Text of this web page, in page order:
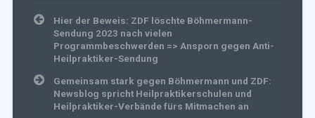
Beitragsnavigation
Hier der Beweis: ZDF löschte Böhmermann-
Sendung 2023 nach vielen
Programmbeschwerden => Ansporn gegen Anti-
Heilpraktiker-Sendung
Gemeinsam stark gegen Böhmermann und ZDF:
Newsblog spricht Heilpraktikerschulen und
Heilpraktiker-Verbände fürs Mitmachen an